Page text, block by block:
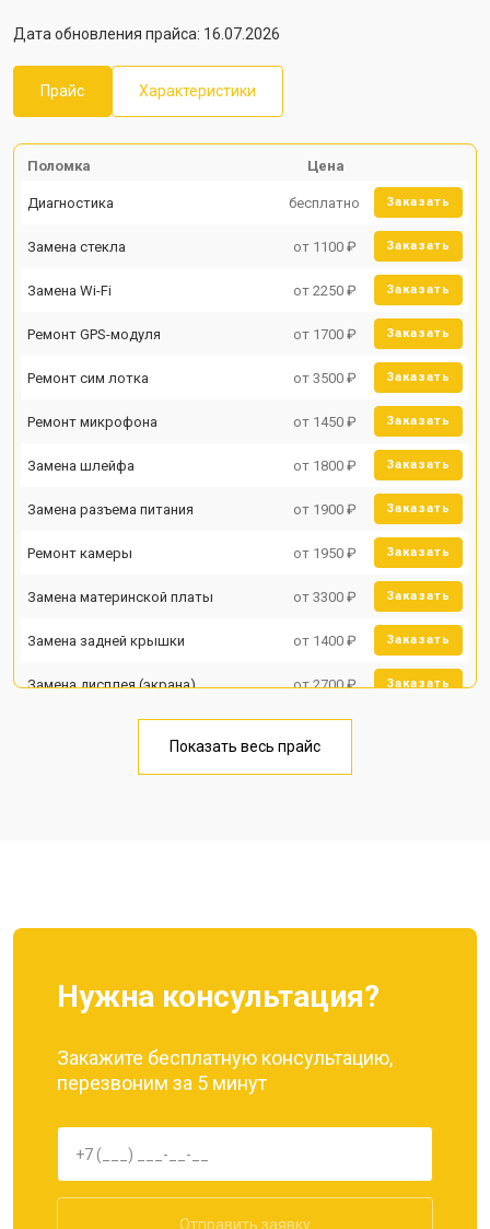
Дата обновления прайса: 16.07.2026
Прайс Характеристики
Поломка Цена
Диагностика бесплатно Заказать
Замена стекла от 1100 ₽ Заказать
Замена Wi-Fi от 2250 ₽ Заказать
Ремонт GPS-модуля от 1700 ₽ Заказать
Ремонт сим лотка от 3500 ₽ Заказать
Ремонт микрофона от 1450 ₽ Заказать
Замена шлейфа от 1800 ₽ Заказать
Замена разъема питания от 1900 ₽ Заказать
Ремонт камеры от 1950 ₽ Заказать
Замена материнской платы от 3300 ₽ Заказать
Замена задней крышки от 1400 ₽ Заказать
Замена дисплея (экрана) от 2700 ₽ Заказать
Замена кнопки включения от 1750 ₽
Показать весь прайс
Нужна консультация?
Закажите бесплатную консультацию,
перезвоним за 5 минут
Отправить заявку